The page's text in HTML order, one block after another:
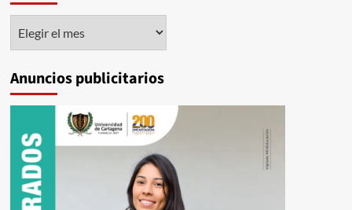
Anuncios publicitarios